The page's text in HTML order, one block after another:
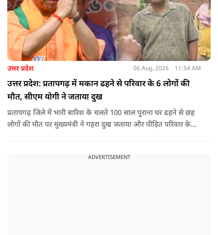
उत्तर प्रदेश 06 Aug, 2026 11:54 AM
उत्तर प्रदेश: प्रतापगढ़ में मकान ढहने से परिवार के 6 लोगों की
मौत, सीएम योगी ने जताया दुख
प्रतापगढ़ जिले में भारी बारिश के चलते 100 साल पुराना घर ढहने से छह
लोगों की मौत पर मुख्यमंत्री ने गहरा दुख जताया और पीड़ित परिवार के
ADVERTISEMENT